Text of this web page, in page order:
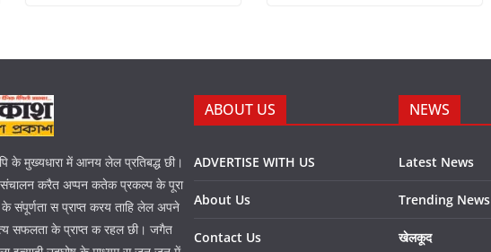
के मुख्यधारा में आनय लेल प्रतिबद्ध छी।
संचालन करैत अप्पन कतेक प्रकल्प के पूरा
संपूर्णता स प्राप्त करय ताहि लेल अपने
सफलता के प्राप्त क रहल छी। जगैत
ABOUT US
ADVERTISE WITH US
About Us
Contact Us
NEWS
Latest News
Trending News
खेलकूद